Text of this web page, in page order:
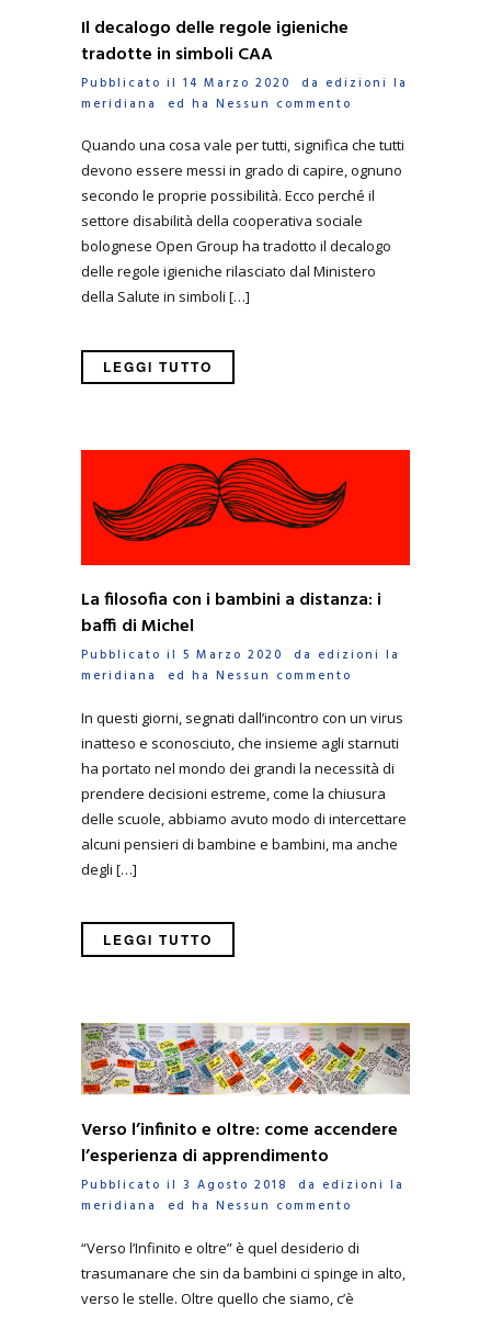
Il decalogo delle regole igieniche
tradotte in simboli CAA
Pubblicato il 14 Marzo 2020 da edizioni la
meridiana
ed ha Nessun commento
Quando una cosa vale per tutti, significa che tutti
devono essere messi in grado di capire, ognuno
secondo le proprie possibilità. Ecco perché il
settore disabilità della cooperativa sociale
bolognese Open Group ha tradotto il decalogo
delle regole igieniche rilasciato dal Ministero
della Salute in simboli […]
LEGGI TUTTO
La filosofia con i bambini a distanza: i
baffi di Michel
Pubblicato il 5 Marzo 2020 da edizioni la
meridiana
ed ha Nessun commento
In questi giorni, segnati dall’incontro con un virus
inatteso e sconosciuto, che insieme agli starnuti
ha portato nel mondo dei grandi la necessità di
prendere decisioni estreme, come la chiusura
delle scuole, abbiamo avuto modo di intercettare
alcuni pensieri di bambine e bambini, ma anche
degli […]
LEGGI TUTTO
Verso l’infinito e oltre: come accendere
l’esperienza di apprendimento
Pubblicato il 3 Agosto 2018 da edizioni la
meridiana
ed ha Nessun commento
“Verso l’Infinito e oltre” è quel desiderio di
trasumanare che sin da bambini ci spinge in alto,
verso le stelle. Oltre quello che siamo, c’è